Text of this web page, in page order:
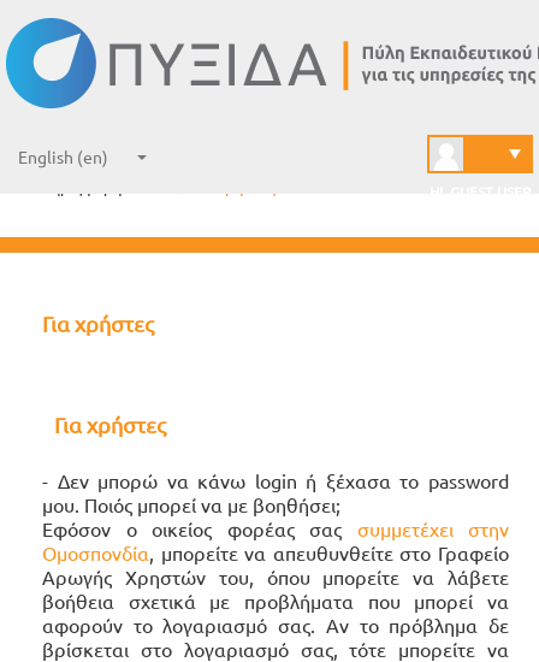
Home → Courses
Υποδομή Ταυτοποίησης και Εξουσιοδότησης (Authentic...
→
Για χρήστες
Για χρήστες
- Δεν μπορώ να κάνω login ή ξέχασα το password
μου. Ποιός μπορεί να με βοηθήσει;
Εφόσον o οικείος φορέας σας συμμετέχει στην
Ομοσπονδία, μπορείτε να απευθυνθείτε στο Γραφείο
Αρωγής Χρηστών του, όπου μπορείτε να λάβετε
βοήθεια σχετικά με προβλήματα που μπορεί να
αφορούν το λογαριασμό σας. Αν το πρόβλημα δε
βρίσκεται στο λογαριασμό σας, τότε μπορείτε να